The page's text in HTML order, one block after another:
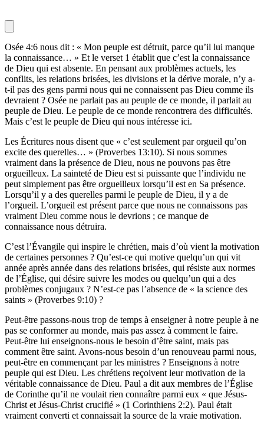
Osée 4:6 nous dit : « Mon peuple est détruit, parce qu’il lui manque
la connaissance… » Et le verset 1 établit que c’est la connaissance
de Dieu qui est absente. En pensant aux problèmes actuels, les
conflits, les relations brisées, les divisions et la dérive morale, n’y a-
t-il pas des gens parmi nous qui ne connaissent pas Dieu comme ils
devraient ? Osée ne parlait pas au peuple de ce monde, il parlait au
peuple de Dieu. Le peuple de ce monde rencontrera des difficultés.
Mais c’est le peuple de Dieu qui nous intéresse ici.
Les Écritures nous disent que « c’est seulement par orgueil qu’on
excite des querelles… » (Proverbes 13:10). Si nous sommes
vraiment dans la présence de Dieu, nous ne pouvons pas être
orgueilleux. La sainteté de Dieu est si puissante que l’individu ne
peut simplement pas être orgueilleux lorsqu’il est en Sa présence.
Lorsqu’il y a des querelles parmi le peuple de Dieu, il y a de
l’orgueil. L’orgueil est présent parce que nous ne connaissons pas
vraiment Dieu comme nous le devrions ; ce manque de
connaissance nous détruira.
C’est l’Évangile qui inspire le chrétien, mais d’où vient la motivation
de certaines personnes ? Qu’est-ce qui motive quelqu’un qui vit
année après année dans des relations brisées, qui résiste aux normes
de l’Église, qui désire suivre les modes ou quelqu’un qui a des
problèmes conjugaux ? N’est-ce pas l’absence de « la science des
saints » (Proverbes 9:10) ?
Peut-être passons-nous trop de temps à enseigner à notre peuple à ne
pas se conformer au monde, mais pas assez à comment le faire.
Peut-être lui enseignons-nous le besoin d’être saint, mais pas
comment être saint. Avons-nous besoin d’un renouveau parmi nous,
peut-être en commençant par les ministres ? Enseignons à notre
peuple qui est Dieu. Les chrétiens reçoivent leur motivation de la
véritable connaissance de Dieu. Paul a dit aux membres de l’Église
de Corinthe qu’il ne voulait rien connaître parmi eux « que Jésus-
Christ et Jésus-Christ crucifié » (1 Corinthiens 2:2). Paul était
vraiment converti et connaissait la source de la vraie motivation.